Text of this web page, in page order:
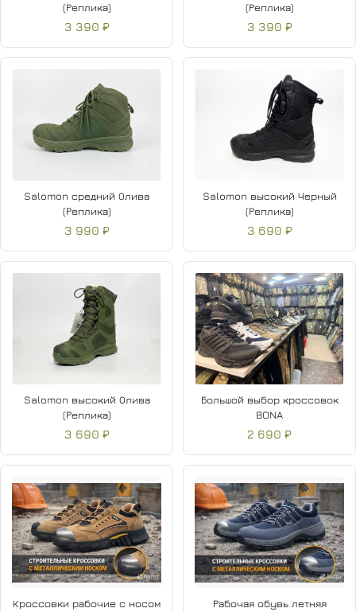
(Реплика)
3 390 ₽
(Реплика)
3 390 ₽
Salomon средний Олива
(Реплика)
3 990 ₽
Salomon высокий Черный
(Реплика)
3 690 ₽
Salomon высокий Олива
(Реплика)
3 690 ₽
Большой выбор кроссовок
BONA
2 690 ₽
Кроссовки рабочие с носом Рабочая обувь летняя